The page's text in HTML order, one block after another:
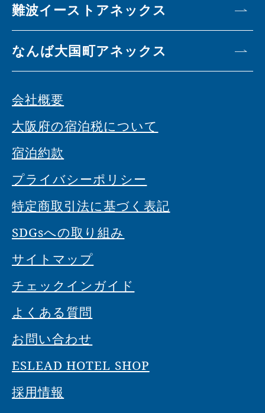
難波イーストアネックス
なんば大国町アネックス
会社概要
大阪府の宿泊税について
宿泊約款
プライバシーポリシー
特定商取引法に基づく表記
SDGsへの取り組み
サイトマップ
チェックインガイド
よくある質問
お問い合わせ
ESLEAD HOTEL SHOP
採用情報